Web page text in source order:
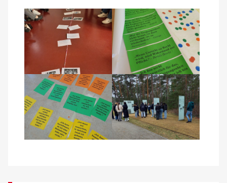
Suche
Kontakt
AWO BB Süd